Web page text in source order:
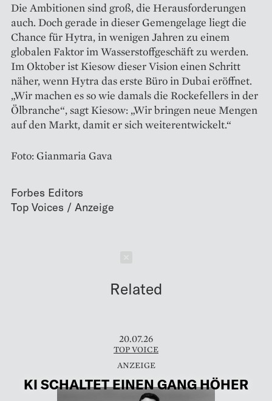
Die Ambitionen sind groß, die Herausforderungen
auch. Doch gerade in dieser Gemengelage liegt die
Chance für Hytra, in wenigen Jahren zu einem
globalen Faktor im Wasserstoffgeschäft zu werden.
Im Oktober ist Kiesow dieser Vision einen Schritt
näher, wenn Hytra das erste Büro in Dubai eröffnet.
„Wir machen es so wie damals die Rockefellers in der
Öl­branche“, sagt Kiesow: „Wir bringen neue Mengen
auf den Markt, damit er sich weiterentwickelt.“
Foto: Gianmaria Gava
Forbes Editors
Related
20.07.26
TOP VOICE
KI SCHALTET EINEN GANG HÖHER